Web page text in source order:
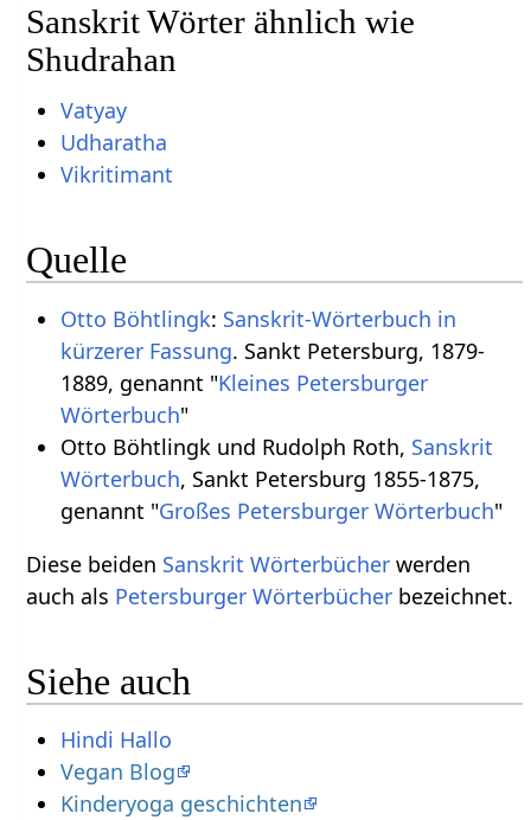
Sanskrit Wörter ähnlich wie
Shudrahan
Vatyay
Udharatha
Vikritimant
Quelle
Otto Böhtlingk: Sanskrit-Wörterbuch in
kürzerer Fassung. Sankt Petersburg, 1879-
1889, genannt "Kleines Petersburger
Wörterbuch"
Otto Böhtlingk und Rudolph Roth, Sanskrit
Wörterbuch, Sankt Petersburg 1855-1875,
genannt "Großes Petersburger Wörterbuch"
Diese beiden Sanskrit Wörterbücher werden
auch als Petersburger Wörterbücher bezeichnet.
Siehe auch
Hindi Hallo
Vegan Blog
Kinderyoga geschichten